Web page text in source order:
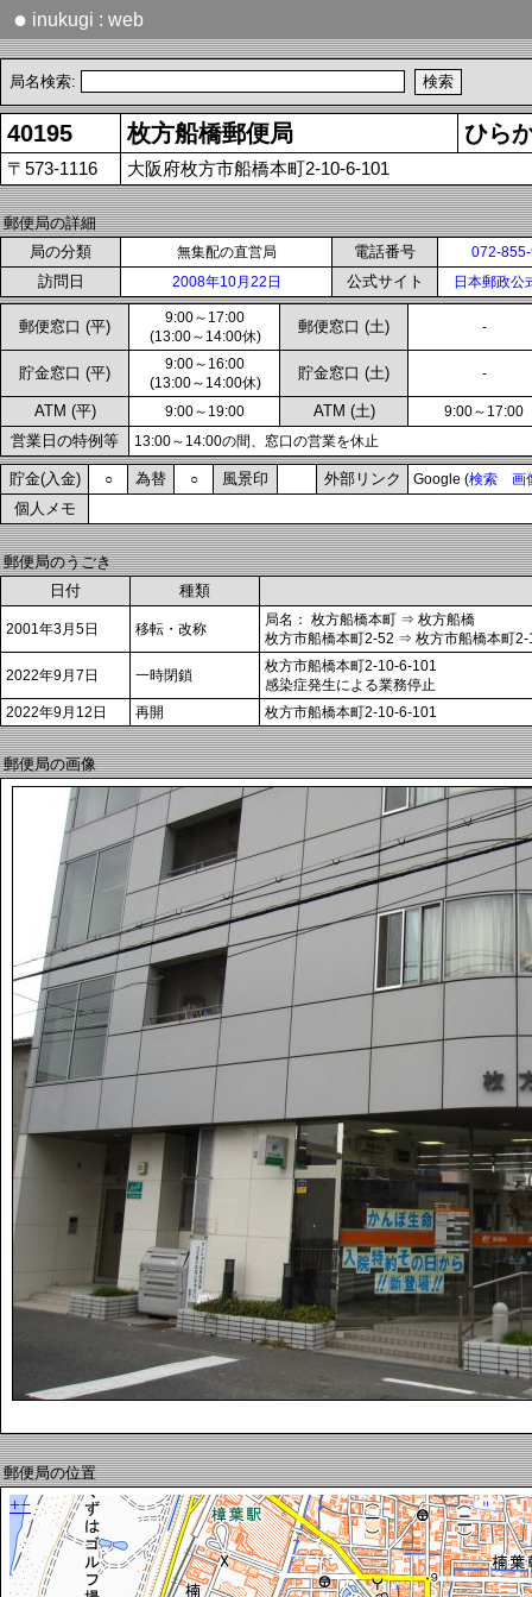
● inukugi : web
局名検索:
40195 枚方船橋郵便局 ひら
〒573-1116 大阪府枚方市船橋本町2-10-6-101
郵便局の詳細
局の分類
無集配の直営局 電話番号 072-
訪問日 2008年10月22日 公式サイト 日本郵政公
郵便窓口 (平)
9:00～17:00
(13:00～14:00休)
郵便窓口 (土) -
貯金窓口 (平)
9:00～16:00
(13:00～14:00休)
貯金窓口 (土) -
ATM (平) 9:00～19:00 ATM (土) 9:00～17:00
営業日の特例等 13:00～14:00の間、窓口の営業を休止
貯金(入金) ○ 為替 ○ 風景印 外部リンク Google (検索 画
個人メモ
郵便局のうごき
日付
種類
2001年3月5日 移転・改称
局名： 枚方船橋本町 ⇒ 枚方船橋
枚方市船橋本町2-52 ⇒ 枚方市船橋本町
2022年9月7日 一時閉鎖
枚方市船橋本町2-10-6-101
感染症発生による業務停止
2022年9月12日
再開 枚方市船橋本町2-10-6-101
郵便局の画像
郵便局の位置